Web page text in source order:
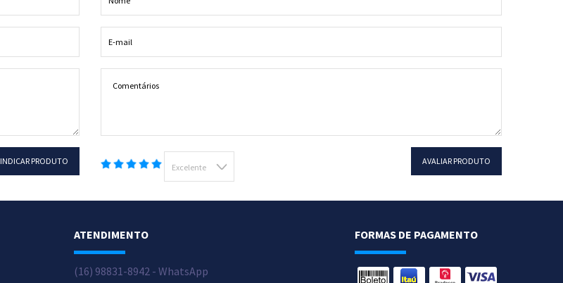
INDICAR PRODUTO
Excelente
AVALIAR PRODUTO
ATENDIMENTO
(16) 98831-8942 - WhatsApp
FORMAS DE PAGAMENTO